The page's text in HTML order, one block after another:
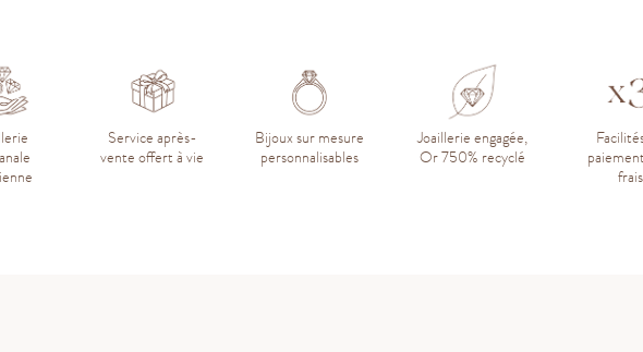
Service après-
vente offert à vie
Bijoux sur mesure
personnalisables
Joaillerie engagée,
Or 750% recyclé
frais